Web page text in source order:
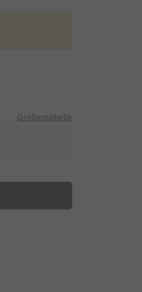
Größentabelle